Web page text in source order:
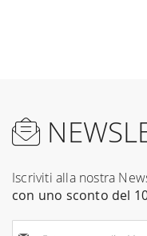
Iscriviti alla nostra
con uno sconto del